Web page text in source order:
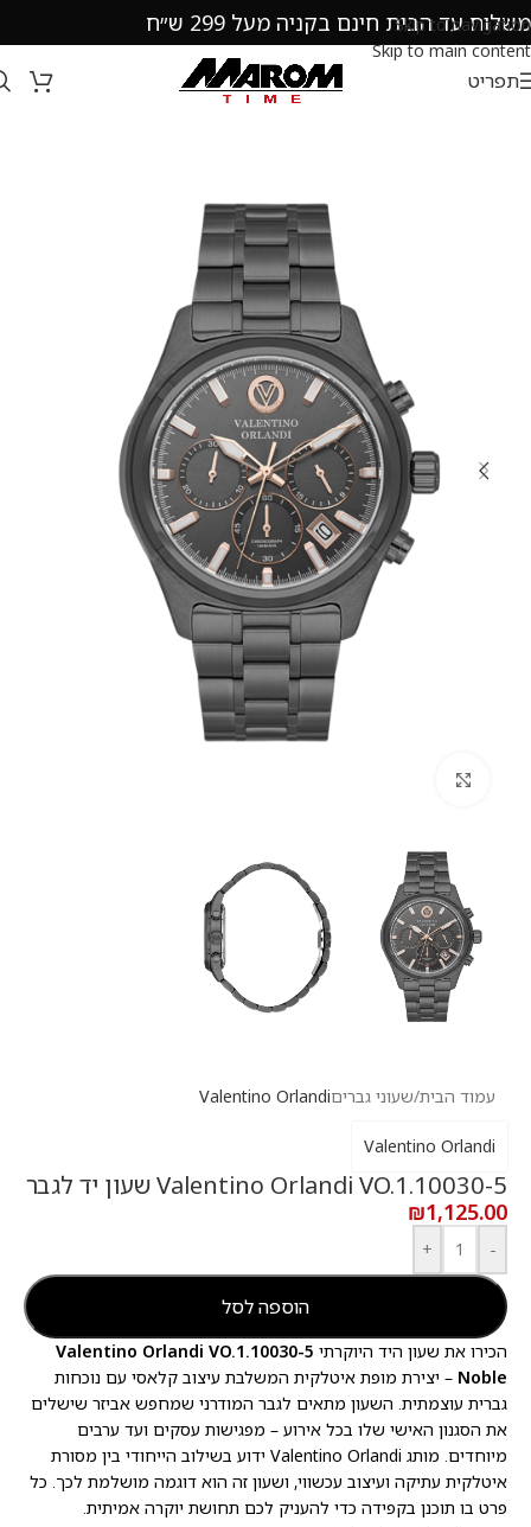
Skip to navigation
Skip to main content
משלוח עד הבית חינם בקניה מעל 299 ש״ח
תפריט
עמוד הבית/שעוני גבריםValentino Orlandi
Valentino Orlandi VO.1.10030-5 שעון יד לגבר
Valentino Orlandi
₪1,125.00
-
+
הוספה לסל
הכירו את שעון היד היוקרתי Valentino Orlandi VO.1.10030-5
Noble – יצירת מופת איטלקית המשלבת עיצוב קלאסי עם נוכחות
גברית עוצמתית. השעון מתאים לגבר המודרני שמחפש אביזר שישלים
את הסגנון האישי שלו בכל אירוע – מפגישות עסקים ועד ערבים
מיוחדים. מותג Valentino Orlandi ידוע בשילוב הייחודי בין מסורת
איטלקית עתיקה ועיצוב עכשווי, ושעון זה הוא דוגמה מושלמת לכך. כל
פרט בו תוכנן בקפידה כדי להעניק לכם תחושת יוקרה אמיתית.